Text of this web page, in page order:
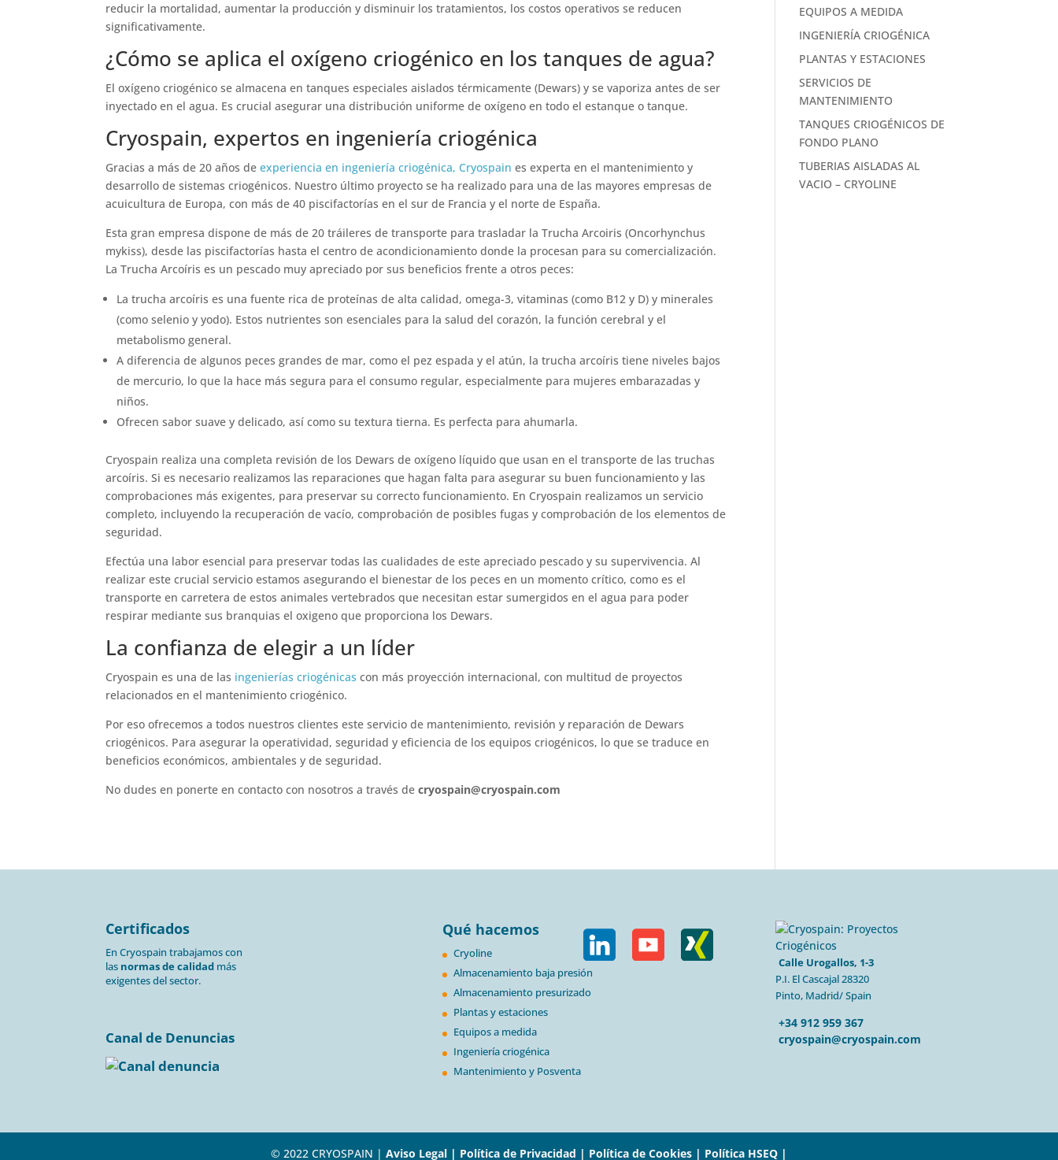
reducir la mortalidad, aumentar la producción y disminuir los tratamientos, los costos operativos se reducen
significativamente.
¿Cómo se aplica el oxígeno criogénico en los tanques de agua?
El oxígeno criogénico se almacena en tanques especiales aislados térmicamente (Dewars) y se vaporiza antes de ser
inyectado en el agua. Es crucial asegurar una distribución uniforme de oxígeno en todo el estanque o tanque.
Cryospain, expertos en ingeniería criogénica
Gracias a más de 20 años deexperiencia en ingeniería criogénica, Cryospain es experta en el mantenimiento y
desarrollo de sistemas criogénicos. Nuestro último proyecto se ha realizado para una de las mayores empresas de
acuicultura de Europa, con más de 40 piscifactorías en el sur de Francia y el norte de España.
Esta gran empresa dispone de más de 20 tráileres de transporte para trasladar la Trucha Arcoiris (Oncorhynchus
mykiss), desde las piscifactorías hasta el centro de acondicionamiento donde la procesan para su comercialización.
La Trucha Arcoíris es un pescado muy apreciado por sus beneficios frente a otros peces:
La trucha arcoíris es una fuente rica de proteínas de alta calidad, omega-3, vitaminas (como B12 y D) y minerales
(como selenio y yodo). Estos nutrientes son esenciales para la salud del corazón, la función cerebral y el
metabolismo general.
A diferencia de algunos peces grandes de mar, como el pez espada y el atún, la trucha arcoíris tiene niveles bajos
de mercurio, lo que la hace más segura para el consumo regular, especialmente para mujeres embarazadas y
niños.
Ofrecen sabor suave y delicado, así como su textura tierna. Es perfecta para ahumarla.
Cryospain realiza una completa revisión de los Dewars de oxígeno líquido que usan en el transporte de las truchas
arcoíris. Si es necesario realizamos las reparaciones que hagan falta para asegurar su buen funcionamiento y las
comprobaciones más exigentes, para preservar su correcto funcionamiento. En Cryospain realizamos un servicio
completo, incluyendo la recuperación de vacío, comprobación de posibles fugas y comprobación de los elementos de
seguridad.
Efectúa una labor esencial para preservar todas las cualidades de este apreciado pescado y su supervivencia. Al
realizar este crucial servicio estamos asegurando el bienestar de los peces en un momento crítico, como es el
transporte en carretera de estos animales vertebrados que necesitan estar sumergidos en el agua para poder
respirar mediante sus branquias el oxigeno que proporciona los Dewars.
La confianza de elegir a un líder
Cryospain es una de las ingenierías criogénicascon más proyección internacional, con multitud de proyectos
relacionados en el mantenimiento criogénico.
Por eso ofrecemos a todos nuestros clientes este servicio de mantenimiento, revisión y reparación de Dewars
criogénicos. Para asegurar la operatividad, seguridad y eficiencia de los equipos criogénicos, lo que se traduce en
beneficios económicos, ambientales y de seguridad.
No dudes en ponerte en contacto con nosotros a través de cryospain@cryospain.com
EQUIPOS A MEDIDA
INGENIERÍA CRIOGÉNICA
PLANTAS Y ESTACIONES
SERVICIOS DE
MANTENIMIENTO
TANQUES CRIOGÉNICOS DE
FONDO PLANO
TUBERIAS AISLADAS AL
VACIO – CRYOLINE
Certificados
En Cryospain trabajamos con
las normas de calidad más
exigentes del sector.
Canal de Denuncias
Qué hacemos
Cryoline
Almacenamiento baja presión
Almacenamiento presurizado
Plantas y estaciones
Equipos a medida
Ingeniería criogénica
Mantenimiento y Posventa
Calle Urogallos, 1-3
P.I. El Cascajal 28320
Pinto, Madrid/ Spain
+34 912 959 367
cryospain@cryospain.com
© 2022 CRYOSPAIN | Aviso Legal | Política de Privacidad | Política de Cookies | Política HSEQ |